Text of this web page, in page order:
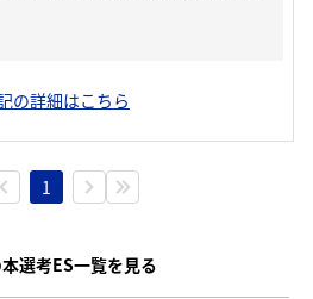
の詳細はこちら
1
選考ES一覧を見る